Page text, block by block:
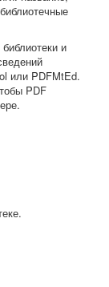
и
или PDFMtEd.
PDF